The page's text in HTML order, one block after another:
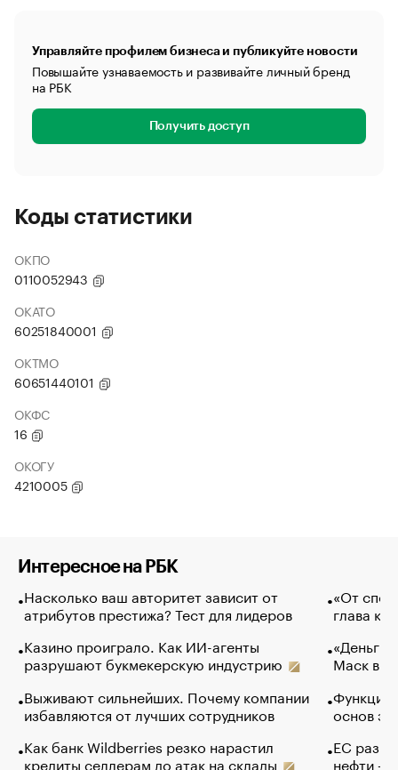
Управляйте профилем бизнеса и публикуйте новости
Повышайте узнаваемость и развивайте личный бренд
на РБК
Получить доступ
Коды статистики
ОКПО
0110052943
ОКАТО
60251840001
ОКТМО
60651440101
ОКФС
16
ОКОГУ
4210005
Интересное на РБК
Насколько ваш авторитет зависит от
атрибутов престижа? Тест для лидеров
Казино проиграло. Как ИИ-агенты
разрушают букмекерскую индустрию
Выживают сильнейших. Почему компании
избавляются от лучших сотрудников
Как банк Wildberries резко нарастил
кредиты селлерам до атак на склады
«От
глава
«Деньги
Маск в
Функции
основ
ЕС
нефти —